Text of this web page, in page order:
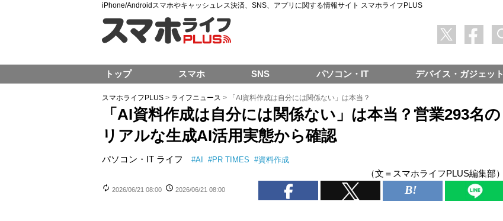
iPhone/Androidスマホやキャッシュレス決済、SNS、アプリに関する情報サイト スマホライフPLUS
スマホライフPLUS > ライフニュース > 「AI資料作成は自分には関係ない」は本当？
「AI資料作成は自分には関係ない」は本当？営業293名の
リアルな生成AI活用実態から確認
パソコン・IT ライフ #AI #PR TIMES #資料作成
（文＝スマホライフPLUS編集部）
2026/06/21 08:00 2026/06/21 08:00
トップ スマホ SNS パソコン・IT デバイス・ガジェット